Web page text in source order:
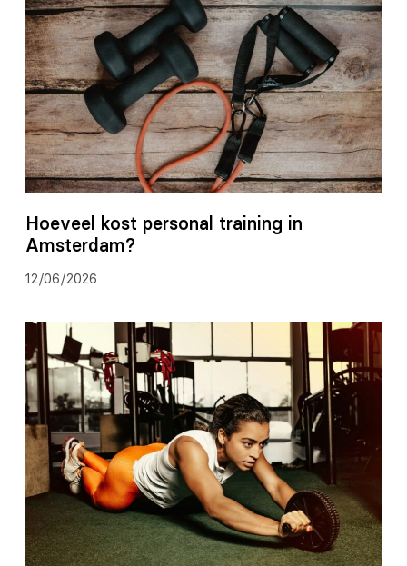
Hoeveel kost personal training in
Amsterdam?
12/06/2026